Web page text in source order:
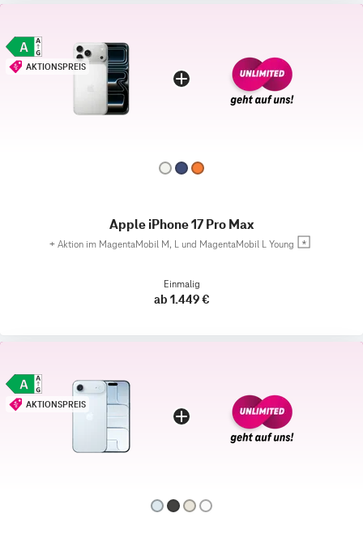
AKTIONSPREIS
Apple iPhone 17 Pro Max
+ Aktion im MagentaMobil M, L und MagentaMobil L Young
Einmalig
ab 1.449 €
AKTIONSPREIS